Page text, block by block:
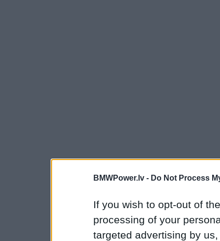
BMWPower.lv - Do Not Process
If you wish to opt-out of
processing of your
targeted advertising by